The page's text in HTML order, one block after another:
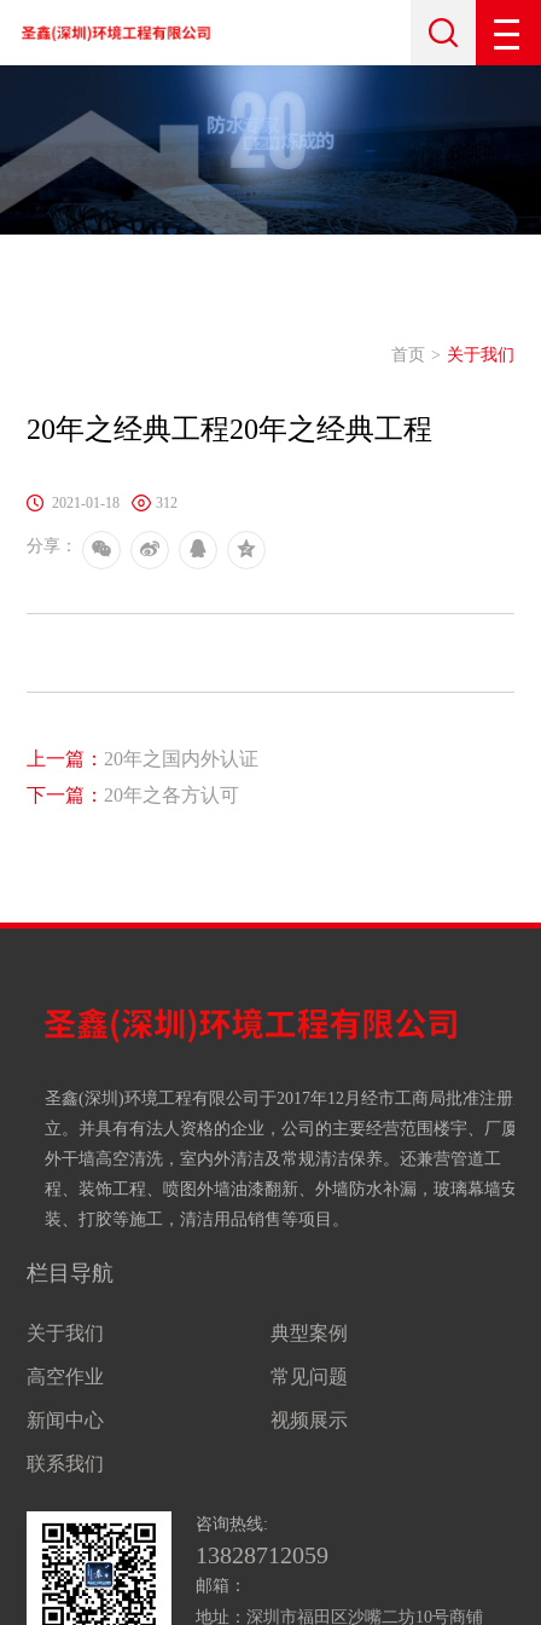
首页 关于我们
20年之经典工程20年之经典工程
2021-01-18 312
分享：
上一篇： 20年之国内外认证
下一篇： 20年之各方认可
圣鑫(深圳)环境工程有限公司于2017年12月经市工商局批准注册成
立。并具有有法人资格的企业，公司的主要经营范围楼宇、厂厦
外干墙高空清洗，室内外清洁及常规清洁保养。还兼营管道工
程、装饰工程、喷图外墙油漆翻新、外墙防水补漏，玻璃幕墙安
装、打胶等施工，清洁用品销售等项目。
栏目导航
关于我们 典型案例
高空作业 常见问题
新闻中心 视频展示
联系我们
咨询热线:
13828712059
邮箱：
地址：深圳市福田区沙嘴二坊10号商铺